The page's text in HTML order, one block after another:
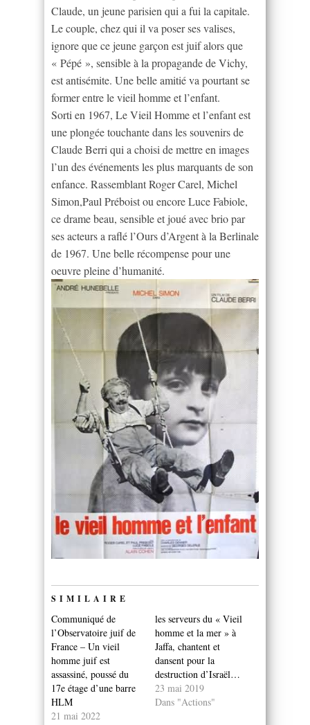
Claude, un jeune parisien qui a fui la capitale.
Le couple, chez qui il va poser ses valises,
ignore que ce jeune garçon est juif alors que
« Pépé », sensible à la propagande de Vichy,
est antisémite. Une belle amitié va pourtant se
former entre le vieil homme et l’enfant.
Sorti en 1967, Le Vieil Homme et l’enfant est
une plongée touchante dans les souvenirs de
Claude Berri qui a choisi de mettre en images
l’un des événements les plus marquants de son
enfance. Rassemblant Roger Carel, Michel
Simon,Paul Préboist ou encore Luce Fabiole,
ce drame beau, sensible et joué avec brio par
ses acteurs a raflé l’Ours d’Argent à la Berlinale
de 1967. Une belle récompense pour une
oeuvre pleine d’humanité.
SIMILAIRE
Communiqué de
l’Observatoire juif de
France – Un vieil
homme juif est
assassiné, poussé du
17e étage d’une barre
HLM
21 mai 2022
les serveurs du « Vieil
homme et la mer » à
Jaffa, chantent et
dansent pour la
destruction d’Israël…
23 mai 2019
Dans "Actions"